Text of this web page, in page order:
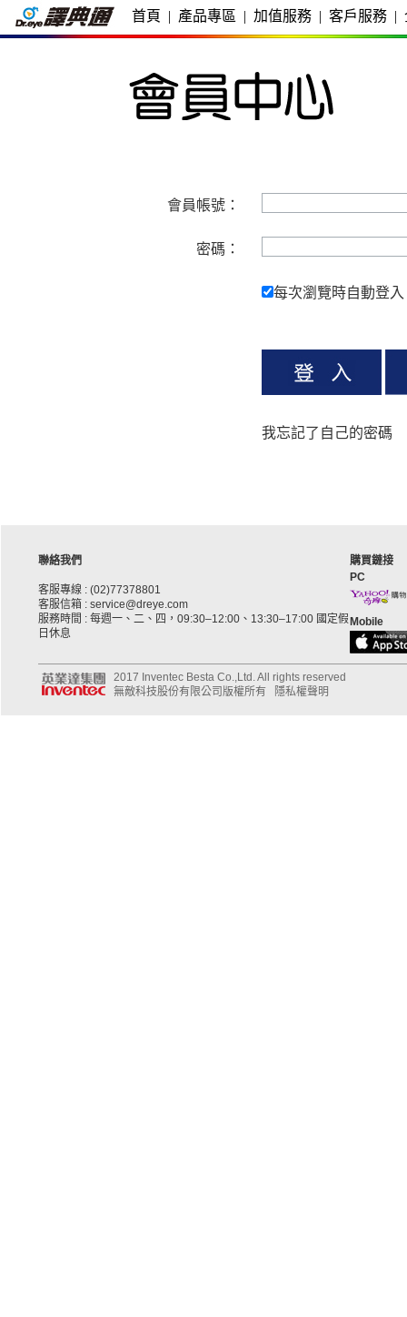
首頁 | 產品專區 | 加值服務 | 客戶服務 |
會員帳號：
密碼：
每次瀏覽時自動登入
我忘記了自己的密碼
聯絡我們
客服專線 : (02)77378801
客服信箱 : service@dreye.com
服務時間 : 每週一、二、四，09:30–12:00、13:30–17:00 國定假
日休息
購買鏈接
PC
Mobile
2017 Inventec Besta Co.,Ltd. All rights reserved
無敵科技股份有限公司版權所有
隱私權聲明